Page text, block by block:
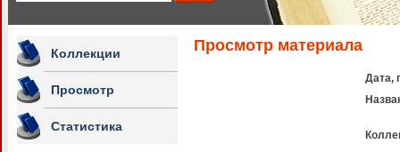
Коллекции
Просмотр
Статистика
Просмотр материала
Дата,